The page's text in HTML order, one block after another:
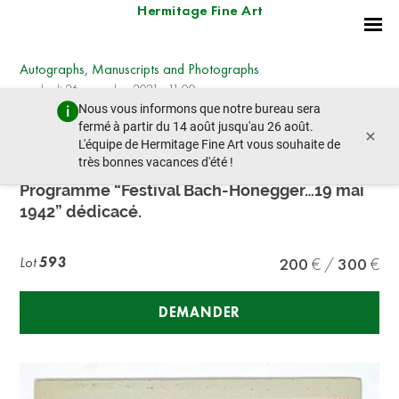
Hermitage Fine Art
Nous vous informons que notre bureau sera
fermé à partir du 14 août jusqu'au 26 août.
L'équipe de Hermitage Fine Art vous souhaite de
très bonnes vacances d'été !
×
Autographs, Manuscripts and Photographs
vendredi 26 novembre 2021 - 11:00
lot précédent lot suivant
ARTHUR HONEGGER (1892-1955)
Programme “Festival Bach-Honegger…19 mai
1942” dédicacé.
Lot593 200 300
DEMANDER